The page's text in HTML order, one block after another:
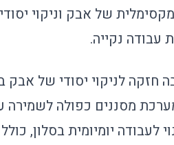
של אבק וניקוי
עבודה נקייה.
חזקה לניקוי יסודי של אבק
מסננים כפולה לשמירה
לעבודה יומיומית בסלון,